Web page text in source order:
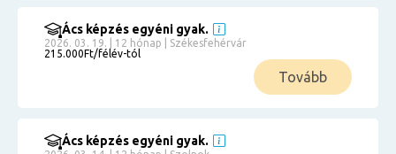
Ács képzés egyéni gyak.
2026. 03. 19. | 12 hónap | Székesfehérvár
215.000Ft/félév-tól
Tovább
Ács képzés egyéni gyak.